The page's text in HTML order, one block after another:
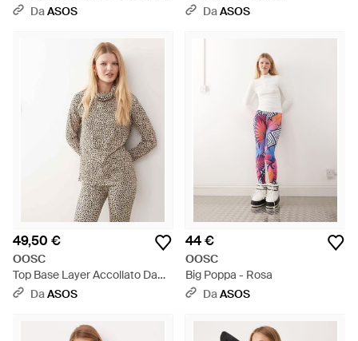
Maculati - Neutro
DaASOS
DaASOS
49,50 €
OOSC
Top Base Layer Accollato Da
Donna Maculato - Neutro
DaASOS
44 €
OOSC
Big Poppa - Rosa
DaASOS